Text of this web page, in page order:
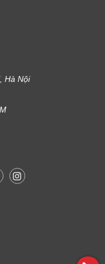
Hà Nội